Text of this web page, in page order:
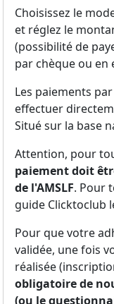
Choisissez le
et réglez le
(possibilité de
par chèque ou en
Les paiements
effectuer
Situé sur la base
Attention, pour
paiement doit
de l'AMSLF. Pour
guide Clicktoclub
Pour que votre
validée, une fois
réalisée
obligatoire de
(ou le